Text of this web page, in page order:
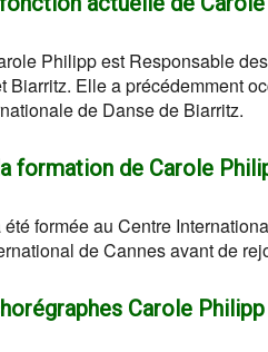
Philipp est Responsable
Biarritz. Elle a précédemment
de Danse de Biarritz.
formation de Carole
formée au Centre
de Cannes avant de
Carole